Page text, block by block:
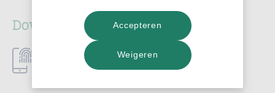
Download en update verstandig
Download de app en updates via
Weigeren
Accepteren